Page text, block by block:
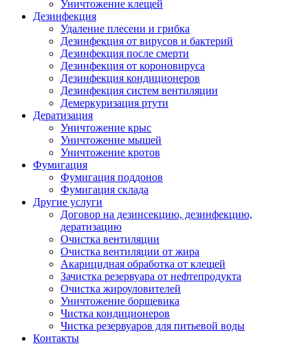
Уничтожение клещей
Дезинфекция
Удаление плесени и грибка
Дезинфекция от вирусов и бактерий
Дезинфекция после смерти
Дезинфекция от короновируса
Дезинфекция кондиционеров
Дезинфекция систем вентиляции
Демеркуризация ртути
Дератизация
Уничтожение крыс
Уничтожение мышей
Уничтожение кротов
Фумигация
Фумигация поддонов
Фумигация склада
Другие услуги
Договор на дезинсекцию, дезинфекцию,
дератизацию
Очистка вентиляции
Очистка вентиляции от жира
Акарицидная обработка от клещей
Зачистка резервуара от нефтепродукта
Очистка жироуловителей
Уничтожение борщевика
Чистка кондиционеров
Чистка резервуаров для питьевой воды
Контакты